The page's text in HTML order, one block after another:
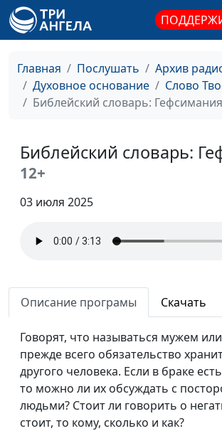
Главная Послушать
Архив
Духовное основание
Слово
Библейский словарь: Гефсимания
Библейский словарь:
12+
03 июля 2025
Описание програмы Скачать
Говорят, что называться мужем
прежде всего обязательство
другого человека. Если в браке
то можно ли их обсуждать с
людьми? Стоит ли говорить о
стоит, то кому, сколько и как?
Библейский словарь: Мир
Библейский словарь: Любовь
Библейский словарь: Плоды
Библейский словарь: Возрождение
Библейский словарь: Очищение
Библейский словарь: Исповедание
Библейский словарь: Вознесение
Библейский словарь: Причастник
Библейский словарь: Начаток
Библейский словарь: Воскресение
Библейский словарь: Крест